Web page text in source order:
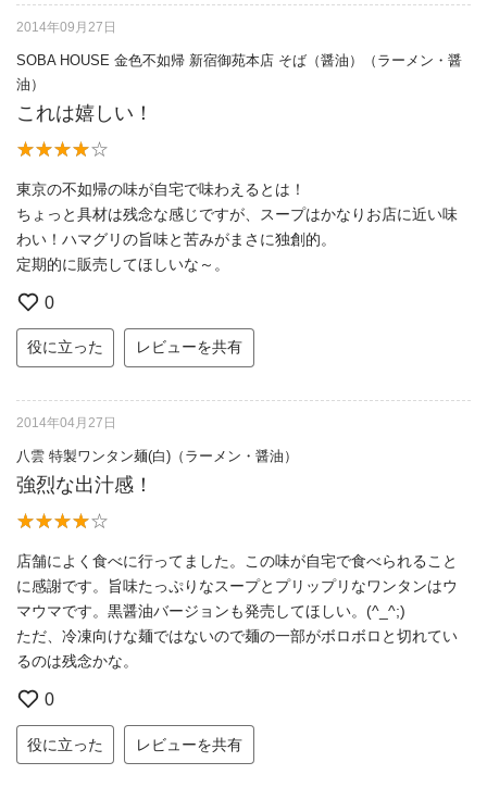
2014年09月27日
SOBA HOUSE 金色不如帰 新宿御苑本店 そば（醤油）（ラーメン・醤
油）
これは嬉しい！
東京の不如帰の味が自宅で味わえるとは！
ちょっと具材は残念な感じですが、スープはかなりお店に近い味
わい！ハマグリの旨味と苦みがまさに独創的。
定期的に販売してほしいな～。
0
役に立った レビューを共有
2014年04月27日
八雲 特製ワンタン麺(白)（ラーメン・醤油）
強烈な出汁感！
店舗によく食べに行ってました。この味が自宅で食べられること
に感謝です。旨味たっぷりなスープとプリップリなワンタンはウ
マウマです。黒醤油バージョンも発売してほしい。(^_^;)
ただ、冷凍向けな麺ではないので麺の一部がボロボロと切れてい
るのは残念かな。
0
役に立った レビューを共有